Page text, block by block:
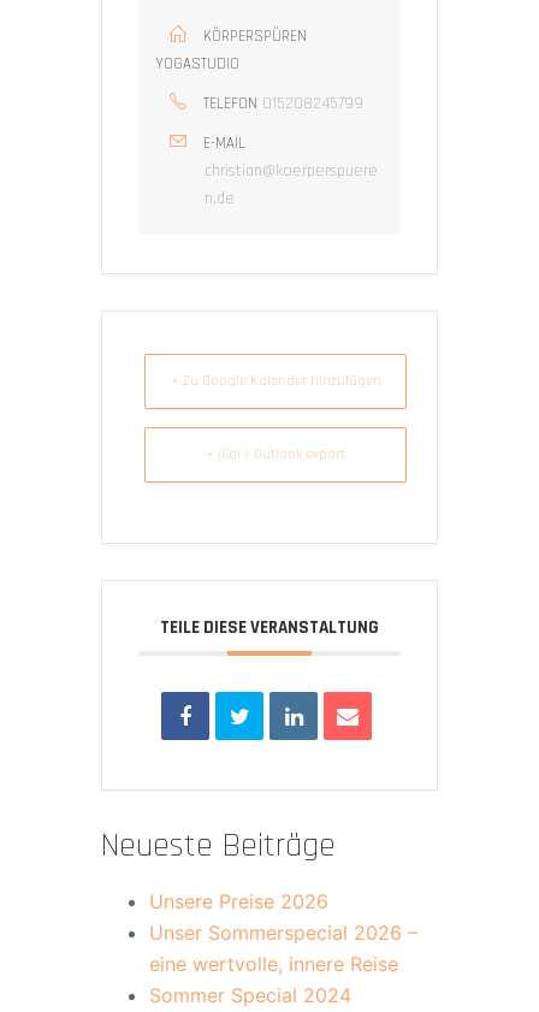
KÖRPERSPÜREN
YOGASTUDIO
TELEFON 015208245799
E-MAIL
christian@koerperspuere
n.de
+ Zu Google Kalender hinzufügen
+ iCal / Outlook export
TEILE DIESE VERANSTALTUNG
Neueste Beiträge
Unsere Preise 2026
Unser Sommerspecial 2026 –
eine wertvolle, innere Reise
Sommer Special 2024